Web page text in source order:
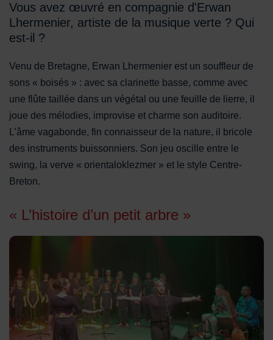
Vous avez œuvré en compagnie d'Erwan
Lhermenier, artiste de la musique verte ? Qui
est-il ?
Venu de Bretagne, Erwan Lhermenier est un souffleur de
sons « boisés » : avec sa clarinette basse, comme avec
une flûte taillée dans un végétal ou une feuille de lierre, il
joue des mélodies, improvise et charme son auditoire.
L’âme vagabonde, fin connaisseur de la nature, il bricole
des instruments buissonniers. Son jeu oscille entre le
swing, la verve « orientaloklezmer » et le style Centre-
Breton.
« L’histoire d’un petit arbre »